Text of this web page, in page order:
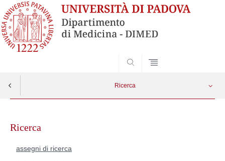
Ricerca
contentRicerca
assegni di ricerca